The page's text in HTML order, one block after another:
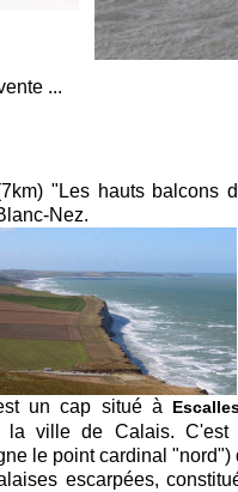
...
"Les hauts balcons
Nez.
un cap situé à
la ville de Calais.
le point cardinal "nord")
escarpées,